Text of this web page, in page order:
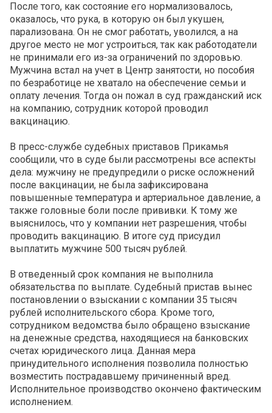
После того, как состояние его нормализовалось,
оказалось, что рука, в которую он был укушен,
парализована. Он не смог работать, уволился, а на
другое место не мог устроиться, так как работодатели
не принимали его из-за ограничений по здоровью.
Мужчина встал на учет в Центр занятости, но пособия
по безработице не хватало на обеспечение семьи и
оплату лечения. Тогда он пожал в суд гражданский иск
на компанию, сотрудник которой проводил
вакцинацию.
В пресс-службе судебных приставов Прикамья
сообщили, что в суде были рассмотрены все аспекты
дела: мужчину не предупредили о риске осложнений
после вакцинации, не была зафиксирована
повышенные температура и артериальное давление, а
также головные боли после прививки. К тому же
выяснилось, что у компании нет разрешения, чтобы
проводить вакцинацию. В итоге суд присудил
выплатить мужчине 500 тысяч рублей.
В отведенный срок компания не выполнила
обязательства по выплате. Судебный пристав вынес
постановлении о взыскании с компании 35 тысяч
рублей исполнительского сбора. Кроме того,
сотрудником ведомства было обращено взыскание
на денежные средства, находящиеся на банковских
счетах юридического лица. Данная мера
принудительного исполнения позволила полностью
возместить пострадавшему причиненный вред.
Исполнительное производство окончено фактическим
исполнением.